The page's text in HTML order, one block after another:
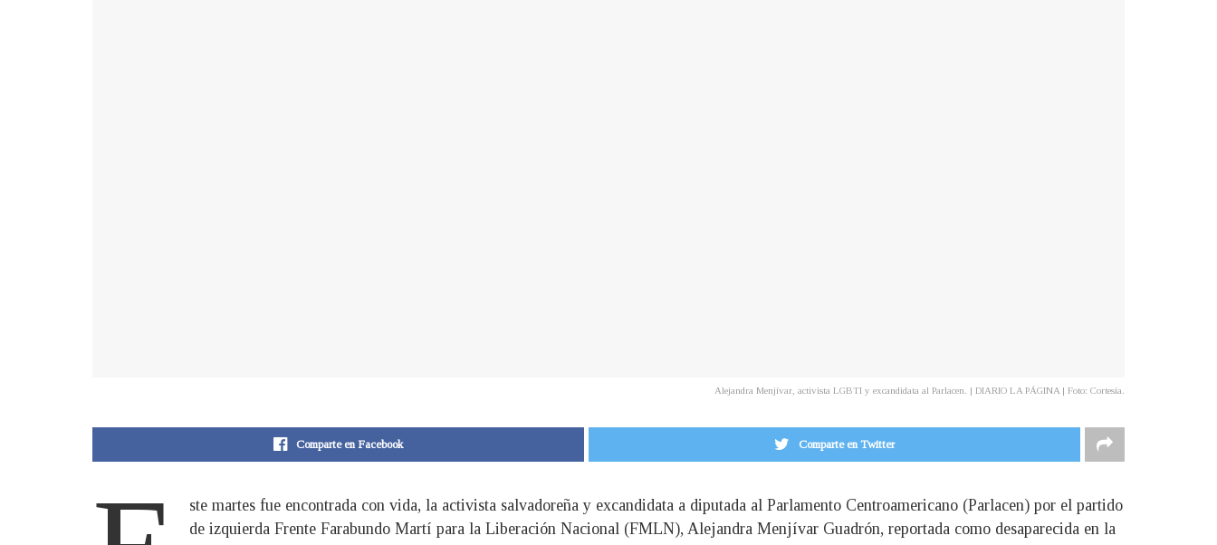
Alejandra Menjívar, activista LGBTI y excandidata al Parlacen. | DIARIO LA PÁGINA | Foto: Cortesía.
Comparte en Facebook Comparte en Twitter
ste martes fue encontrada con vida, la activista salvadoreña y excandidata a diputada al Parlamento Centroamericano (Parlacen) por el partido
de izquierda Frente Farabundo Martí para la Liberación Nacional (FMLN), Alejandra Menjívar Guadrón, reportada como desaparecida en la